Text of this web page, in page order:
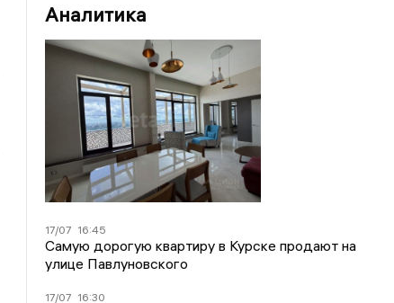
Аналитика
17/07 16:45
Самую дорогую квартиру в Курске продают на
улице Павлуновского
17/07 16:30